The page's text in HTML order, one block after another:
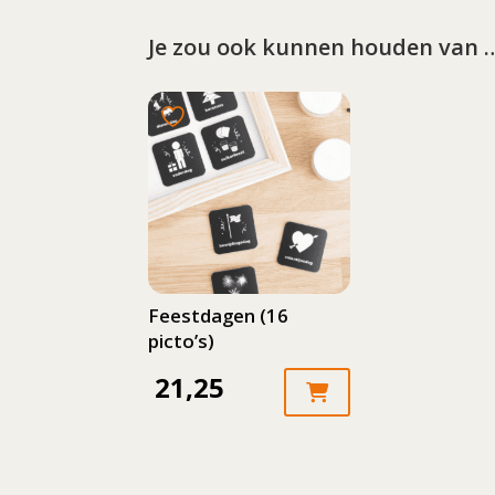
Je zou ook kunnen houden van
Feestdagen (16
picto’s)
21,25